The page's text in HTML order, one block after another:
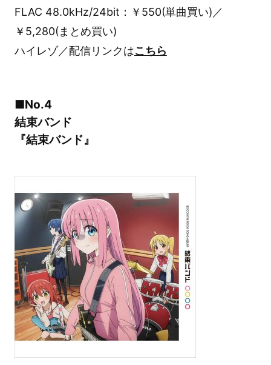
FLAC 48.0kHz/24bit：￥550(単曲買い)／
￥5,280(まとめ買い)
ハイレゾ／配信リンクはこちら
■No.4
結束バンド
『結束バンド』